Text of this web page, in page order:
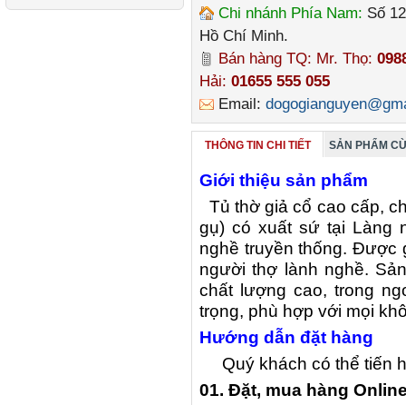
Chi nhánh Phía Nam: Số
Hồ Chí Minh.
Bán hàng TQ: Mr. Thọ:
Hải: 01655 555 055
Email:
THÔNG TIN CHI TIẾT SẢN PHẨM
Giới thiệu sản phẩm
Tủ thờ giả cổ cao cấp,
gụ) có xuất sứ tại Làng
nghề truyền thống. Được
người thợ lành nghề.
chất lượng cao, trong
trọng, phù hợp với mọi
Hướng dẫn đặt hàng
Quý khách có thể tiến
01. Đặt, mua hàng